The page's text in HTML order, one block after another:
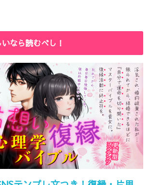
なら読むべし！